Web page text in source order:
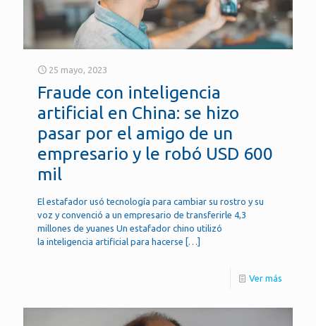
25 mayo, 2023
Fraude con inteligencia
artificial en China: se hizo
pasar por el amigo de un
empresario y le robó USD 600
mil
El estafador usó tecnología para cambiar su rostro y su
voz y convenció a un empresario de transferirle 4,3
millones de yuanes Un estafador chino utilizó
la inteligencia artificial para hacerse […]
Ver más